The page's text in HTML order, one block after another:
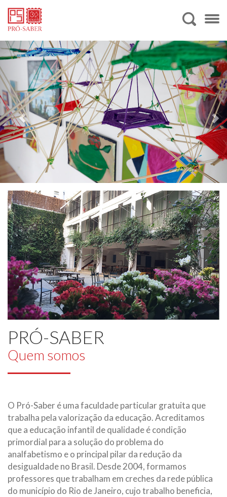
PRÓ-SABER
Quem somos
O Pró-Saber é uma faculdade particular gratuita que
trabalha pela valorização da educação. Acreditamos
que a educação infantil de qualidade é condição
primordial para a solução do problema do
analfabetismo e o principal pilar da redução da
desigualdade no Brasil. Desde 2004, formamos
professores que trabalham em creches da rede pública
do município do Rio de Janeiro, cujo trabalho beneficia,